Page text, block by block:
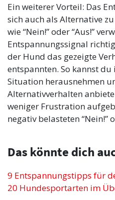
Ein weiterer Vorteil: Das
sich auch als Alternative
wie “Nein!” oder “Aus!”
Entspannungssignal
der Hund das gezeigte
entspannten. So kannst
Situation herausnehmen
Alternativverhalten
weniger Frustration
negativ belasteten “Nein!”
Das könnte dich
9 Entspannungstipps für
20 Hundesportarten im